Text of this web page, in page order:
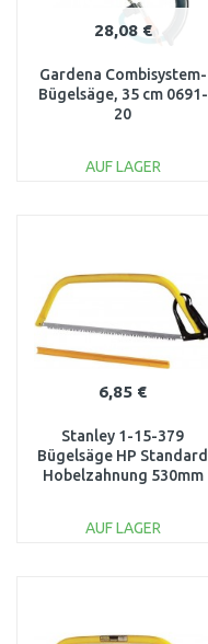
28,08 €
Gardena Combisystem-
Bügelsäge, 35 cm 0691-
20
AUF LAGER
6,85 €
Stanley 1-15-379
Bügelsäge HP Standard
Hobelzahnung 530mm
AUF LAGER